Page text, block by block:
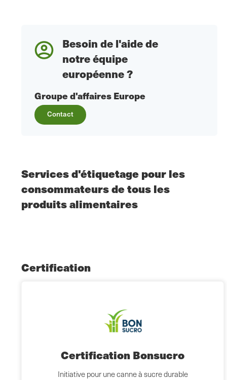
Besoin de l'aide de
notre équipe
européenne ?
Groupe d'affaires Europe
Contact
Services d'étiquetage pour les
consommateurs de tous les
produits alimentaires
Certification
Certification Bonsucro
Initiative pour une canne à sucre durable